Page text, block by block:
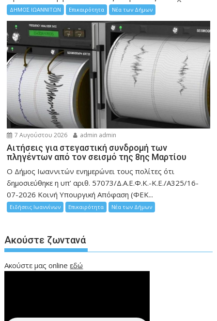
ΔΗΜΟΣ ΙΩΑΝΝΙΤΩΝ Επικαιρότητα Νέα των Δήμων
7 Αυγούστου 2026 admin admin
Αιτήσεις για στεγαστική συνδρομή των
πληγέντων από τον σεισμό της 8ης Μαρτίου
Ο Δήμος Ιωαννιτών ενημερώνει τους πολίτες ότι
δημοσιεύθηκε η υπ’ αριθ. 57073/Δ.Α.Ε.Φ.Κ.-Κ.Ε./Α325/16-
07-2026 Κοινή Υπουργική Απόφαση (ΦΕΚ...
Ειδήσεις Ιωαννίνων Επικαιρότητα Νέα των Δήμων
Ακούστε ζωντανά
Ακούστε μας onlineεδώ